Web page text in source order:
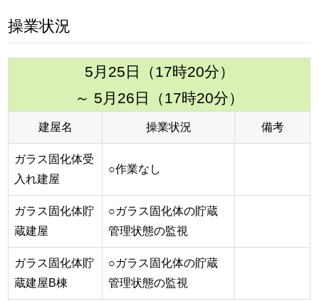
操業状況
5月25日（17時20分）
～ 5月26日（17時20分）
建屋名 操業状況 備考
ガラス固化体受
入れ建屋
○作業なし
ガラス固化体貯
蔵建屋
○ガラス固化体の貯蔵
管理状態の監視
ガラス固化体貯
蔵建屋B棟
○ガラス固化体の貯蔵
管理状態の監視